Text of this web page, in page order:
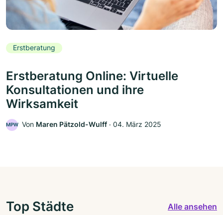
Erstberatung
Erstberatung Online: Virtuelle
Konsultationen und ihre
Wirksamkeit
MPW Von Maren Pätzold-Wulff ‧ 04. März 2025
Top Städte Alle ansehen